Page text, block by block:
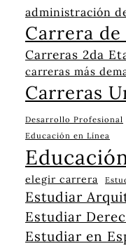
administración
Carrera
Carreras 2da
carreras más
Carreras
Desarrollo Profesional
Educación en Línea
elegir carrera
Estudiar
Estudiar
Estudiar en